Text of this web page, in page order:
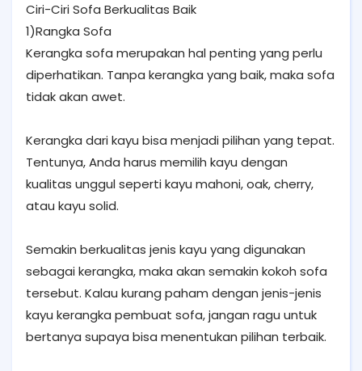
Ciri-Ciri Sofa Berkualitas Baik
1)Rangka Sofa
Kerangka sofa merupakan hal penting yang perlu
diperhatikan. Tanpa kerangka yang baik, maka sofa
tidak akan awet.
Kerangka dari kayu bisa menjadi pilihan yang tepat.
Tentunya, Anda harus memilih kayu dengan
kualitas unggul seperti kayu mahoni, oak, cherry,
atau kayu solid.
Semakin berkualitas jenis kayu yang digunakan
sebagai kerangka, maka akan semakin kokoh sofa
tersebut. Kalau kurang paham dengan jenis-jenis
kayu kerangka pembuat sofa, jangan ragu untuk
bertanya supaya bisa menentukan pilihan terbaik.